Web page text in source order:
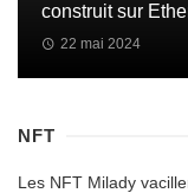
construit sur
22 mai 2024
NFT
Les NFT Milady